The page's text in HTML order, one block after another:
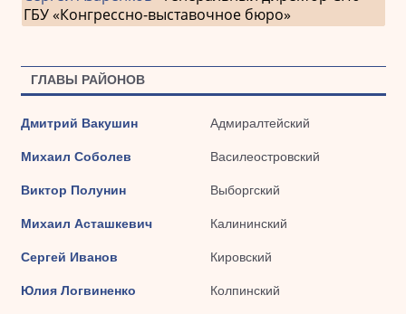
ГБУ «Конгрессно-выставочное бюро»
ГЛАВЫ РАЙОНОВ
Дмитрий Вакушин Адмиралтейский
Михаил Соболев Василеостровский
Виктор Полунин Выборгский
Михаил Асташкевич Калининский
Сергей Иванов Кировский
Юлия Логвиненко Колпинский